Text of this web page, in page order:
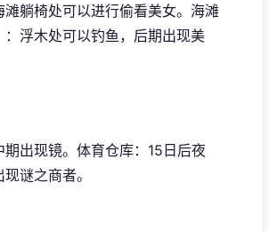
躺椅处可以进行偷看美女。 海滩
：浮木处可以钓鱼，后期出现美
出现镜。 体育仓库：15日后夜
谜之商者。